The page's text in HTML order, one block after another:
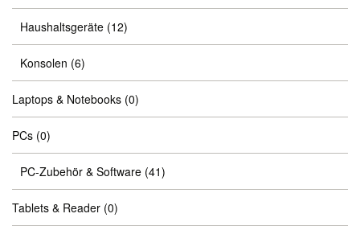
Haushaltsgeräte (12)
Konsolen (6)
Laptops & Notebooks (0)
PCs (0)
PC-Zubehör & Software (41)
Tablets & Reader (0)